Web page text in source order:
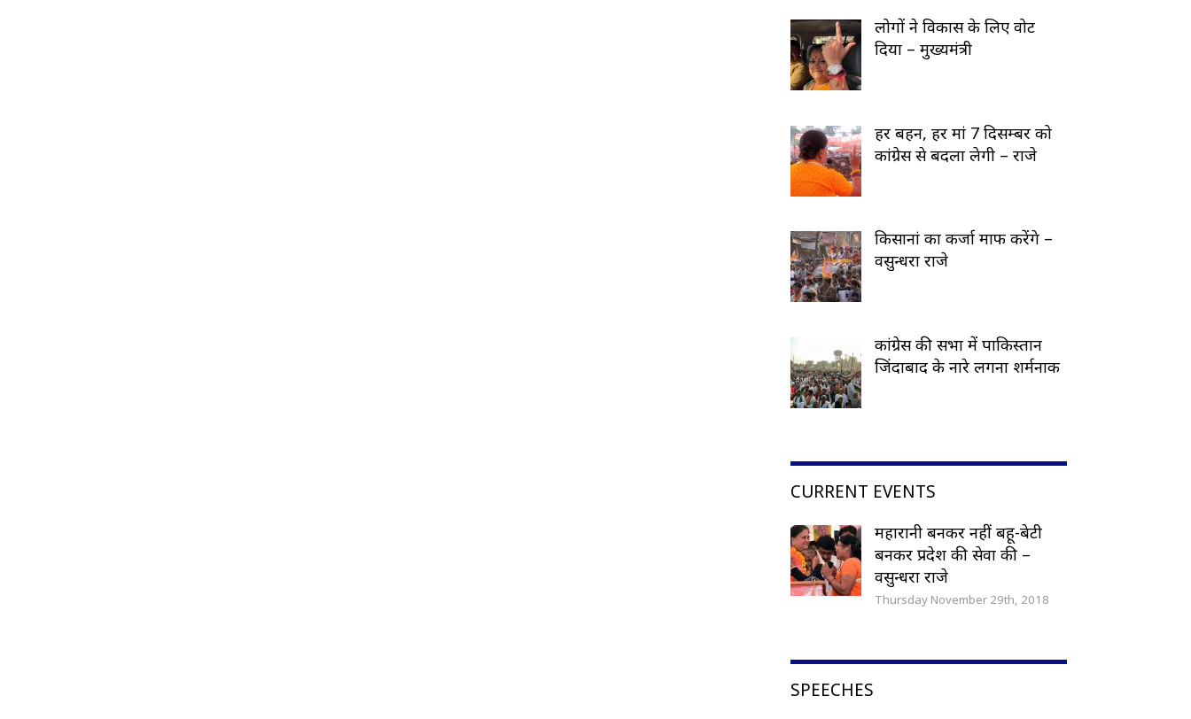
लोगों ने विकास के लिए वोट
दिया – मुख्यमंत्री
हर बहन, हर मां 7 दिसम्बर को
कांग्रेस से बदला लेगी – राजे
किसानां का कर्जा माफ करेंगे –
वसुन्धरा राजे
कांग्रेस की सभा में पाकिस्तान
जिंदाबाद के नारे लगना शर्मनाक
CURRENT EVENTS
महारानी बनकर नहीं बहू-बेटी
बनकर प्रदेश की सेवा की –
वसुन्धरा राजे
Thursday November 29th, 2018
SPEECHES